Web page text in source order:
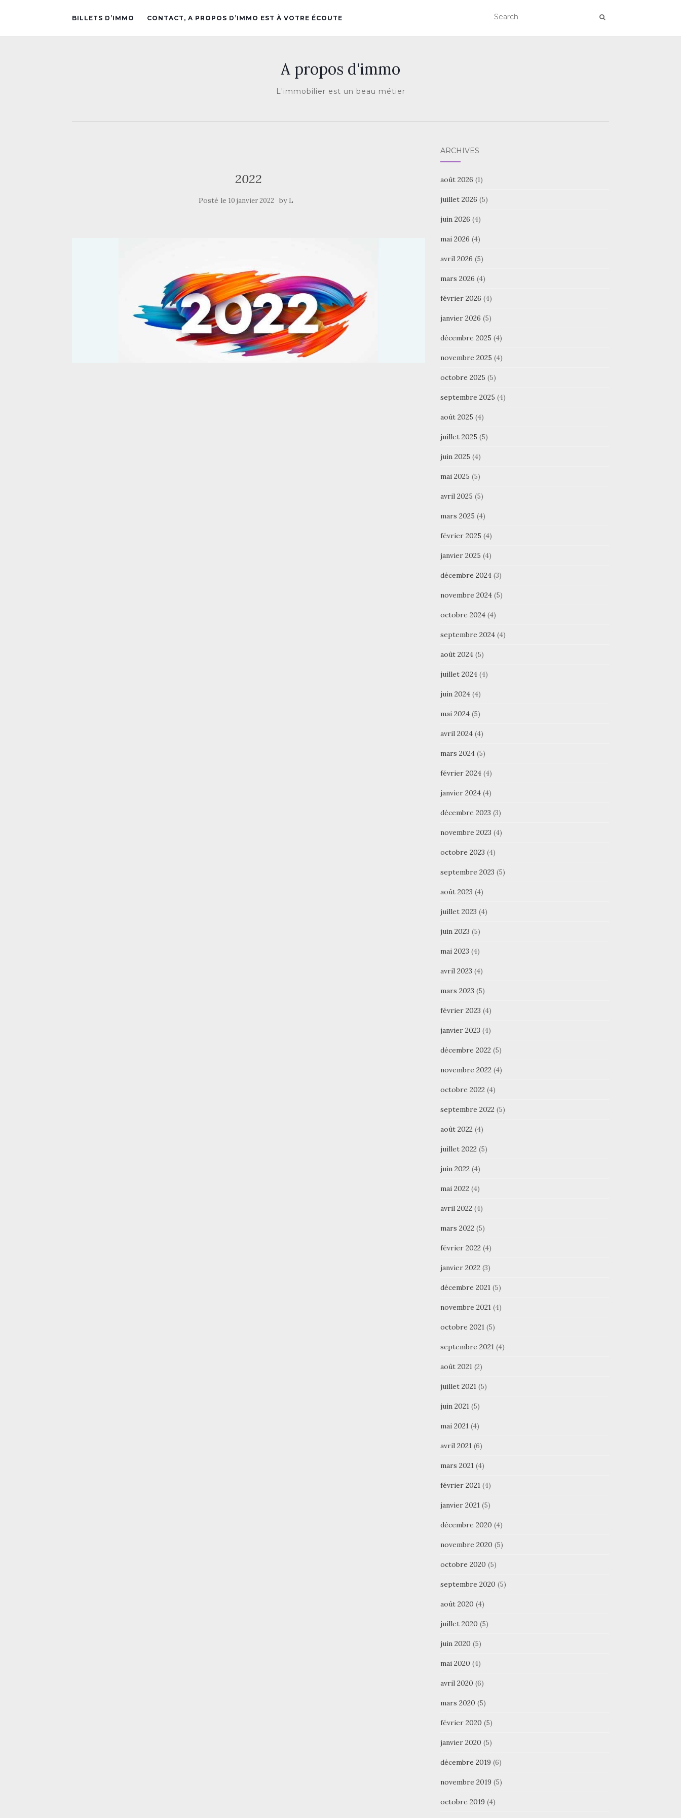
BILLETS D’IMMO CONTACT, A PROPOS D’IMMO EST À VOTRE ÉCOUTE
A propos d'immo
L'immobilier est un beau métier
2022
Posté le 10 janvier 2022 by L
ARCHIVES
août 2026 (1)
juillet 2026 (5)
juin 2026 (4)
mai 2026 (4)
avril 2026 (5)
mars 2026 (4)
février 2026 (4)
janvier 2026 (5)
décembre 2025 (4)
novembre 2025 (4)
octobre 2025 (5)
septembre 2025 (4)
août 2025 (4)
juillet 2025 (5)
juin 2025 (4)
mai 2025 (5)
avril 2025 (5)
mars 2025 (4)
février 2025 (4)
janvier 2025 (4)
décembre 2024(3)
novembre 2024(5)
octobre 2024(4)
septembre 2024(4)
août 2024(5)
juillet 2024(4)
juin 2024(4)
mai 2024(5)
avril 2024(4)
mars 2024(5)
février 2024(4)
janvier 2024(4)
décembre 2023 (3)
novembre 2023 (4)
octobre 2023 (4)
septembre 2023 (5)
août 2023 (4)
juillet 2023 (4)
juin 2023 (5)
mai 2023 (4)
avril 2023 (4)
mars 2023 (5)
février 2023 (4)
janvier 2023 (4)
décembre 2022 (5)
novembre 2022 (4)
octobre 2022 (4)
septembre 2022 (5)
août 2022 (4)
juillet 2022 (5)
juin 2022 (4)
mai 2022 (4)
avril 2022 (4)
mars 2022 (5)
février 2022 (4)
janvier 2022 (3)
décembre 2021(5)
novembre 2021(4)
octobre 2021(5)
septembre 2021(4)
août 2021(2)
juillet 2021(5)
juin 2021(5)
mai 2021(4)
avril 2021(6)
mars 2021(4)
février 2021(4)
janvier 2021(5)
décembre 2020 (4)
novembre 2020 (5)
octobre 2020 (5)
septembre 2020 (5)
août 2020 (4)
juillet 2020 (5)
juin 2020 (5)
mai 2020 (4)
avril 2020 (6)
mars 2020 (5)
février 2020 (5)
janvier 2020 (5)
décembre 2019 (6)
novembre 2019 (5)
octobre 2019 (4)